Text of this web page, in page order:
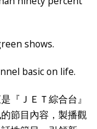
shows.
basic on life.
『ＪＥＴ綜合台』
節目內容，製播觀